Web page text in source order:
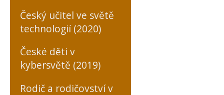
Český učitel ve světě
technologií (2020)
České děti v
kybersvětě (2019)
Rodič a rodičovství v